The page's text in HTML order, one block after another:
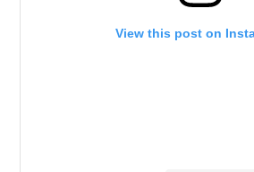
View this post on